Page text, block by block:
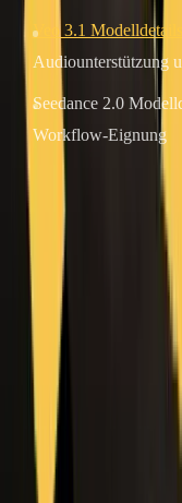
Veo 3.1 Modelldetails
Audiounterstützung
Seedance 2.0
Workflow-Eignung
Autorin
Epochal
Kategorien
Vergleiche
Inhaltsverzeichnis
Worum es in diesem
diese beiden zu
Unterschiede sichtbar
Ihr Team klein und das
Prozessdesign ab, nicht
aufteilen
Abschließende